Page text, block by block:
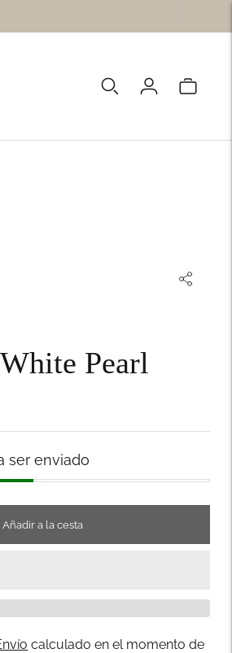
Pearl
ser enviado
Añadir a la cesta
calculado en el momento de